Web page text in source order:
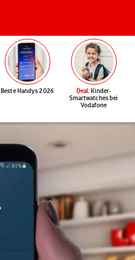
Beste Handys 2026 Deal: Kinder-
Smartwatches bei
Vodafone